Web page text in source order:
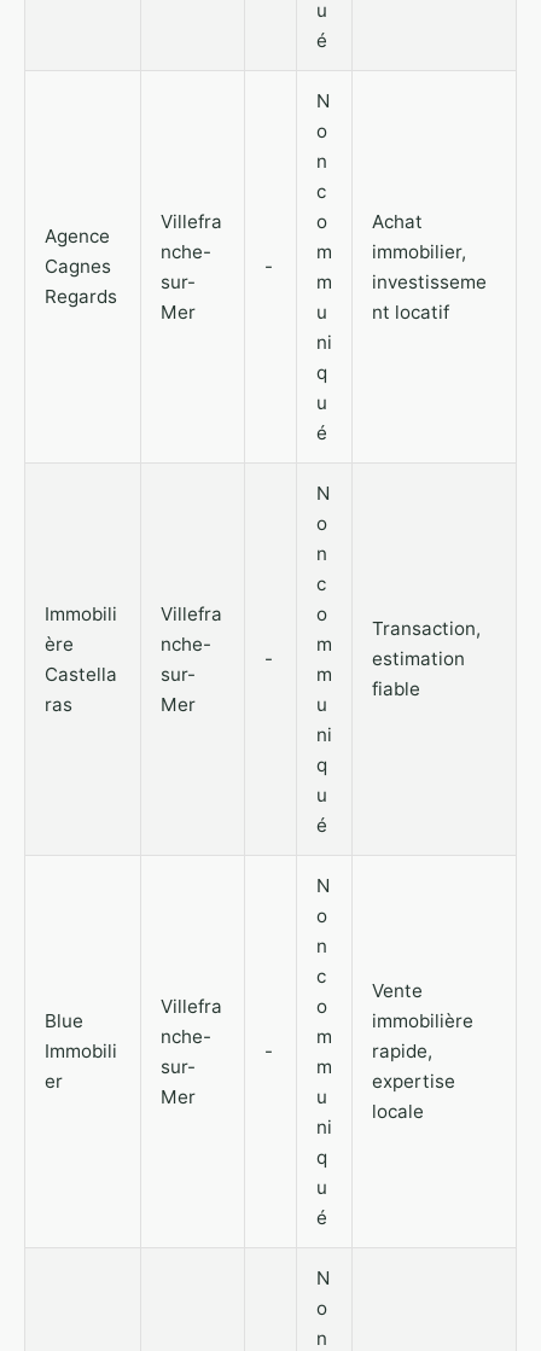
u
é
Agence
Cagnes
Regards
Villefra
nche-
sur-
Mer
-
N
o
n
c
o
m
m
u
ni
q
u
é
Achat
immobilier,
investisseme
nt locatif
Immobili
ère
Castella
ras
Villefra
nche-
sur-
Mer
-
N
o
n
c
o
m
m
u
ni
q
u
é
Transaction,
estimation
fiable
Blue
Immobili
er
Villefra
nche-
sur-
Mer
-
N
o
n
c
o
m
m
u
ni
q
u
é
Vente
immobilière
rapide,
expertise
locale
N
o
n